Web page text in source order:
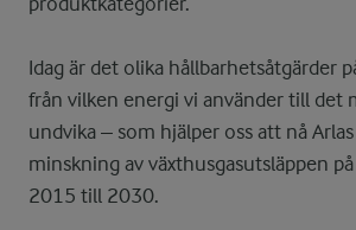
Idag är det olika hållbarhetsåtgärder
från vilken energi vi använder till det
undvika – som hjälper oss att nå
minskning av växthusgasutsläppen
2015 till 2030.